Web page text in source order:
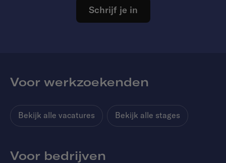
Schrijf je in
Voor werkzoekenden
Bekijk alle vacatures Bekijk alle stages
Voor bedrijven